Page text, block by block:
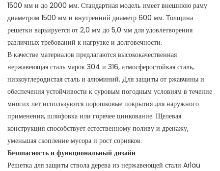
1500 мм и до 2000 мм. Стандартная модель имеет внешнюю раму
диаметром 1500 мм и внутренний диаметр 600 мм. Толщина
решетки варьируется от 2,0 мм до 5,0 мм для удовлетворения
различных требований к нагрузке и долговечности.
В качестве материалов предлагаются высококачественная
нержавеющая сталь марок 304 и 316, атмосферостойкая сталь,
низкоуглеродистая сталь и алюминий. Для защиты от ржавчины и
обеспечения устойчивости к суровым погодным условиям в течение
многих лет используются порошковые покрытия для наружного
применения, шлифовка или горячее цинкование. Щелевая
конструкция способствует естественному поливу и дренажу,
уменьшая скопление мусора и рост сорняков.
Безопасность и функциональный дизайн
Решетка для защиты ствола дерева из нержавеющей стали Arlau